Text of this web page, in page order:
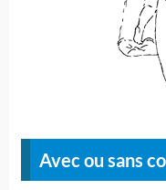
Avec ou sans